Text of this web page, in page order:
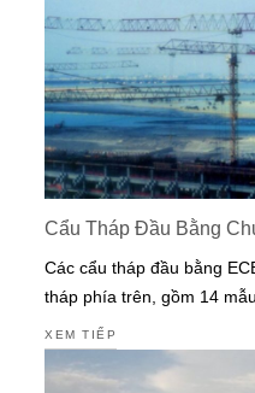
Cẩu Tháp Đầu Bằng
Các cẩu tháp đầu bằng
tháp phía trên, gồm 14
XEM TIẾP